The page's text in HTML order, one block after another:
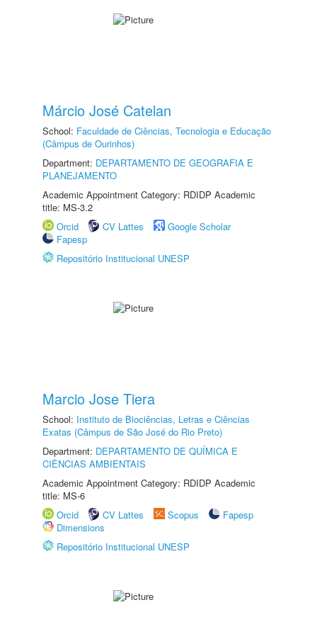
Márcio José Catelan
School: Faculdade de Ciências, Tecnologia e Educação
(Câmpus de Ourinhos)
Department: DEPARTAMENTO DE GEOGRAFIA E
PLANEJAMENTO
Academic Appointment Category: RDIDP Academic
title: MS-3.2
Orcid
CV Lattes
Google Scholar
Fapesp
Repositório Institucional UNESP
Marcio Jose Tiera
School: Instituto de Biociências, Letras e Ciências
Exatas (Câmpus de São José do Rio Preto)
Department: DEPARTAMENTO DE QUÍMICA E
CIÊNCIAS AMBIENTAIS
Academic Appointment Category: RDIDP Academic
title: MS-6
Orcid
CV Lattes Scopus
Fapesp
Dimensions
Repositório Institucional UNESP